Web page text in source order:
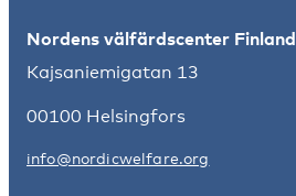
Nordens välfärdscenter Finland
Kajsaniemigatan 13
00100 Helsingfors
info@nordicwelfare.org